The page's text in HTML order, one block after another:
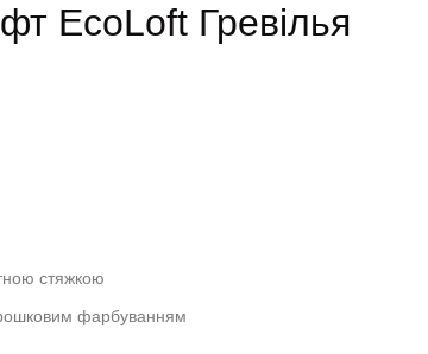
EcoLoft Гревілья
стяжкою
фарбуванням